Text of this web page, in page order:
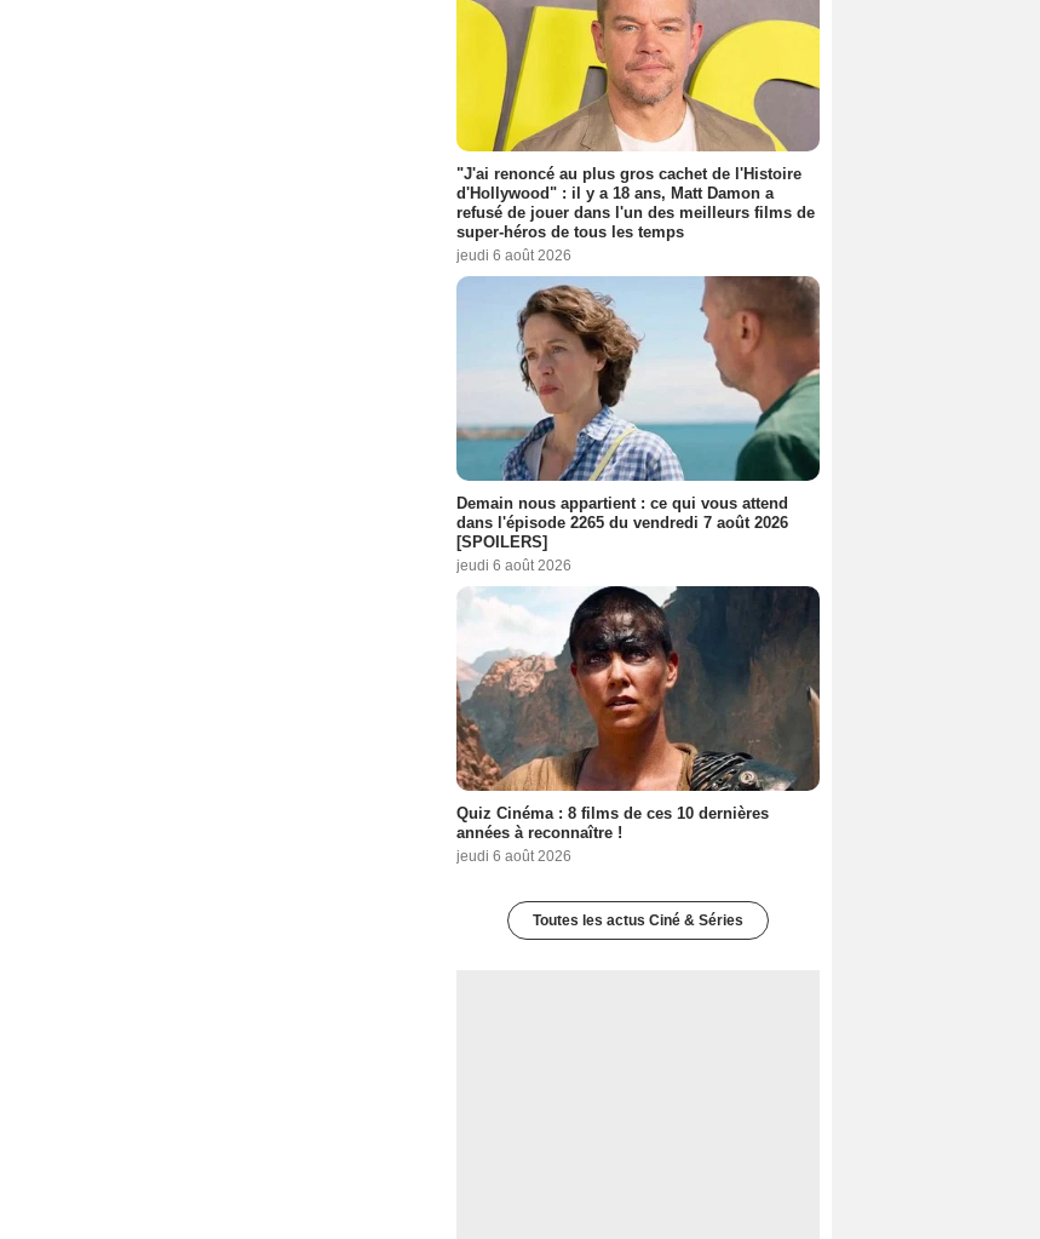
"J'ai renoncé au plus gros cachet de l'Histoire
d'Hollywood" : il y a 18 ans, Matt Damon a
refusé de jouer dans l'un des meilleurs films de
super-héros de tous les temps
jeudi 6 août 2026
Demain nous appartient : ce qui vous attend
dans l'épisode 2265 du vendredi 7 août 2026
[SPOILERS]
jeudi 6 août 2026
Quiz Cinéma : 8 films de ces 10 dernières
années à reconnaître !
jeudi 6 août 2026
Toutes les actus Ciné & Séries